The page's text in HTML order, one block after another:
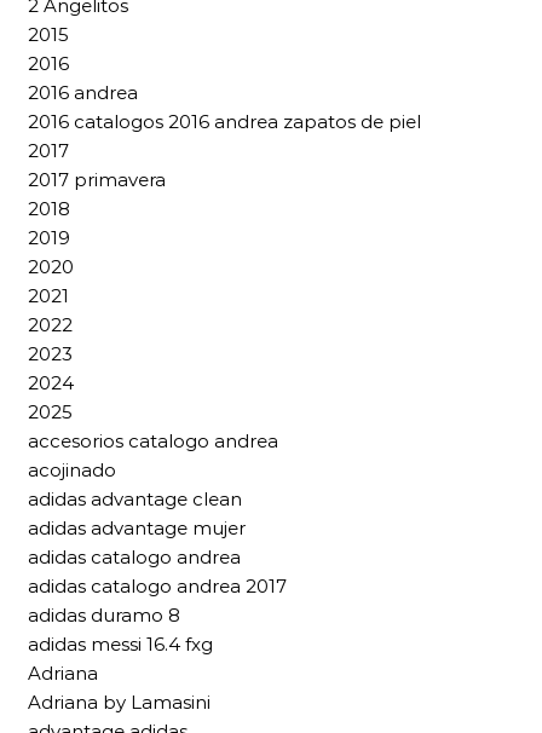
2 Angelitos
2015
2016
2016 andrea
2016 catalogos 2016 andrea zapatos de piel
2017
2017 primavera
2018
2019
2020
2021
2022
2023
2024
2025
accesorios catalogo andrea
acojinado
adidas advantage clean
adidas advantage mujer
adidas catalogo andrea
adidas catalogo andrea 2017
adidas duramo 8
adidas messi 16.4 fxg
Adriana
Adriana by Lamasini